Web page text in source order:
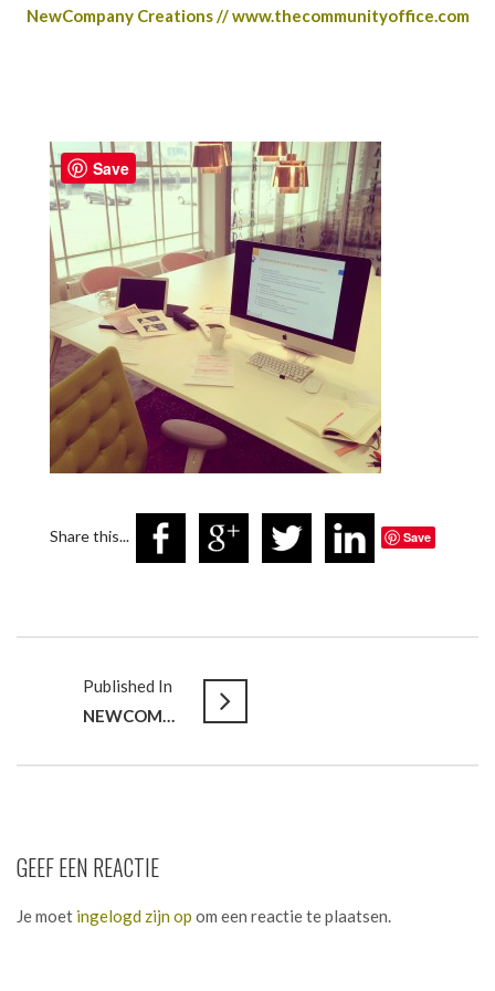
NewCompany Creations // www.thecommunityoffice.com
Share this... Save
Published In
NEWCOMPANY CREATIONS // Sharing office in oude fabriek
GEEF EEN REACTIE
Je moet ingelogd zijn op om een reactie te plaatsen.
Save